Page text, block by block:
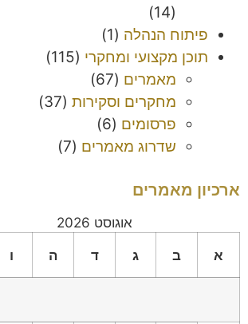
(14)
פיתוח הנהלה (1)
תוכן מקצועי ומחקרי (115)
מאמרים (67)
מחקרים וסקירות (37)
פרסומים (6)
שדרוג מאמרים (7)
ארכיון מאמרים
אוגוסט 2026
א
ב ג ד ה ו